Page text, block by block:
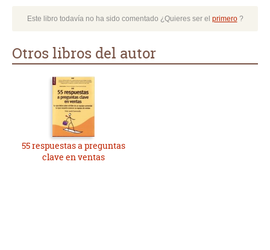
Este libro todavía no ha sido comentado ¿Quieres ser el primero?
Otros libros del autor
55 respuestas a preguntas
clave en ventas